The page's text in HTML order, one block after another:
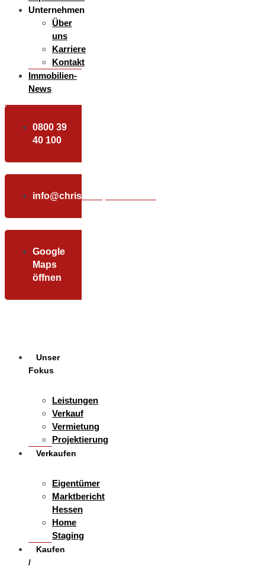
Unternehmen
Über
uns
Karriere
Kontakt
Immobilien-
News
0800 39
40 100
info@christundpartner.com
Google
Maps
öffnen
Unser
Fokus
Leistungen
Verkauf
Vermietung
Projektierung
Verkaufen
Eigentümer
Marktbericht
Hessen
Home
Staging
Kaufen
/